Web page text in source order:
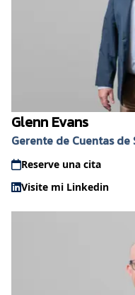
Glenn Evans
Gerente de Cuentas
Reserve una cita
Visite mi Linkedin